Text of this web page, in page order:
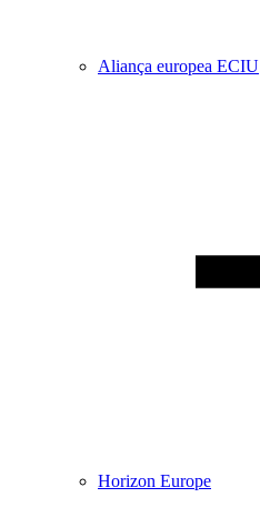
Aliança europea ECIU
Horizon Europe